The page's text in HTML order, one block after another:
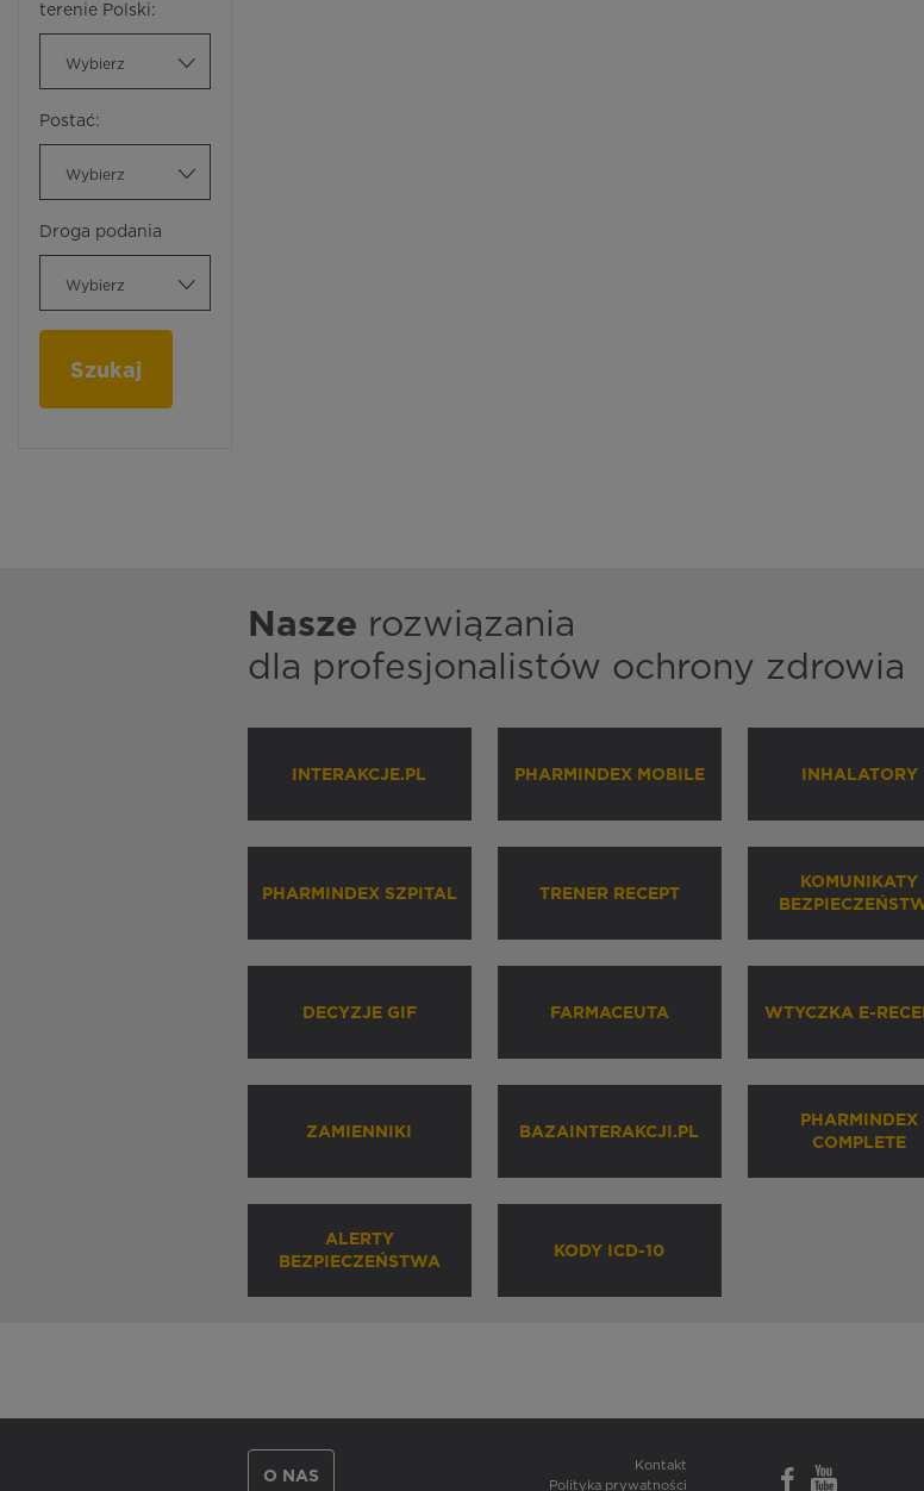
terenie Polski:
Wybierz
Postać:
Wybierz
Droga podania
Wybierz
Szukaj
Nasze rozwiązania
dla profesjonalistów ochrony zdrowia
INTERAKCJE.PL PHARMINDEX MOBILE INHALATORY
PHARMINDEX SZPITAL TRENER RECEPT
KOMUNIKATY
DECYZJE GIF FARMACEUTA WTYCZKA E-
ZAMIENNIKI BAZAINTERAKCJI.PL
PHARMINDEX
COMPLETE
ALERTY
BEZPIECZEŃSTWA
KODY ICD-10
O NAS
Kontakt
Polityka prywatności